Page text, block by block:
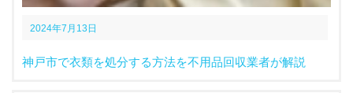
2024年7月13日
神戸市で衣類を処分する方法を不用品回収業者が解説